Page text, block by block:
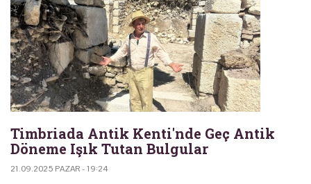
Timbriada Antik Kenti'nde Geç Antik
Döneme Işık Tutan Bulgular
21.09.2025 PAZAR - 19:24